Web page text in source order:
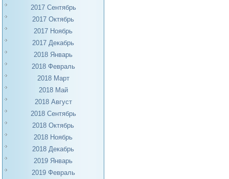
2017 Сентябрь
2017 Октябрь
2017 Ноябрь
2017 Декабрь
2018 Январь
2018 Февраль
2018 Март
2018 Май
2018 Август
2018 Сентябрь
2018 Октябрь
2018 Ноябрь
2018 Декабрь
2019 Январь
2019 Февраль